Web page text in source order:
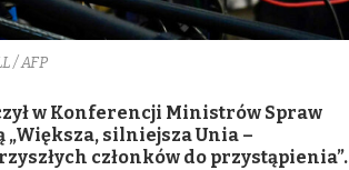
/ AFP
w Konferencji Ministrów Spraw
silniejsza Unia –
członków do przystąpienia”.